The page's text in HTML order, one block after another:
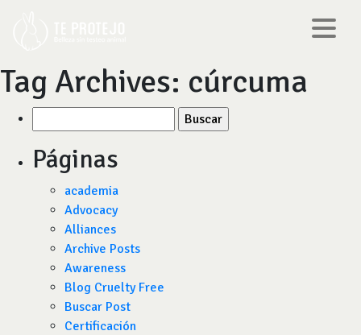
Tag Archives: cúrcuma
por:
Páginas
academia
Advocacy
Alliances
Archive Posts
Awareness
Blog Cruelty Free
Buscar Post
Certificación